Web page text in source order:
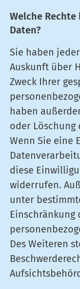
Welche
Daten?
Sie haben
Auskunft über
Zweck Ihrer
haben
oder Löschung
Wenn Sie eine
diese
widerrufen.
unter
Des Weiteren